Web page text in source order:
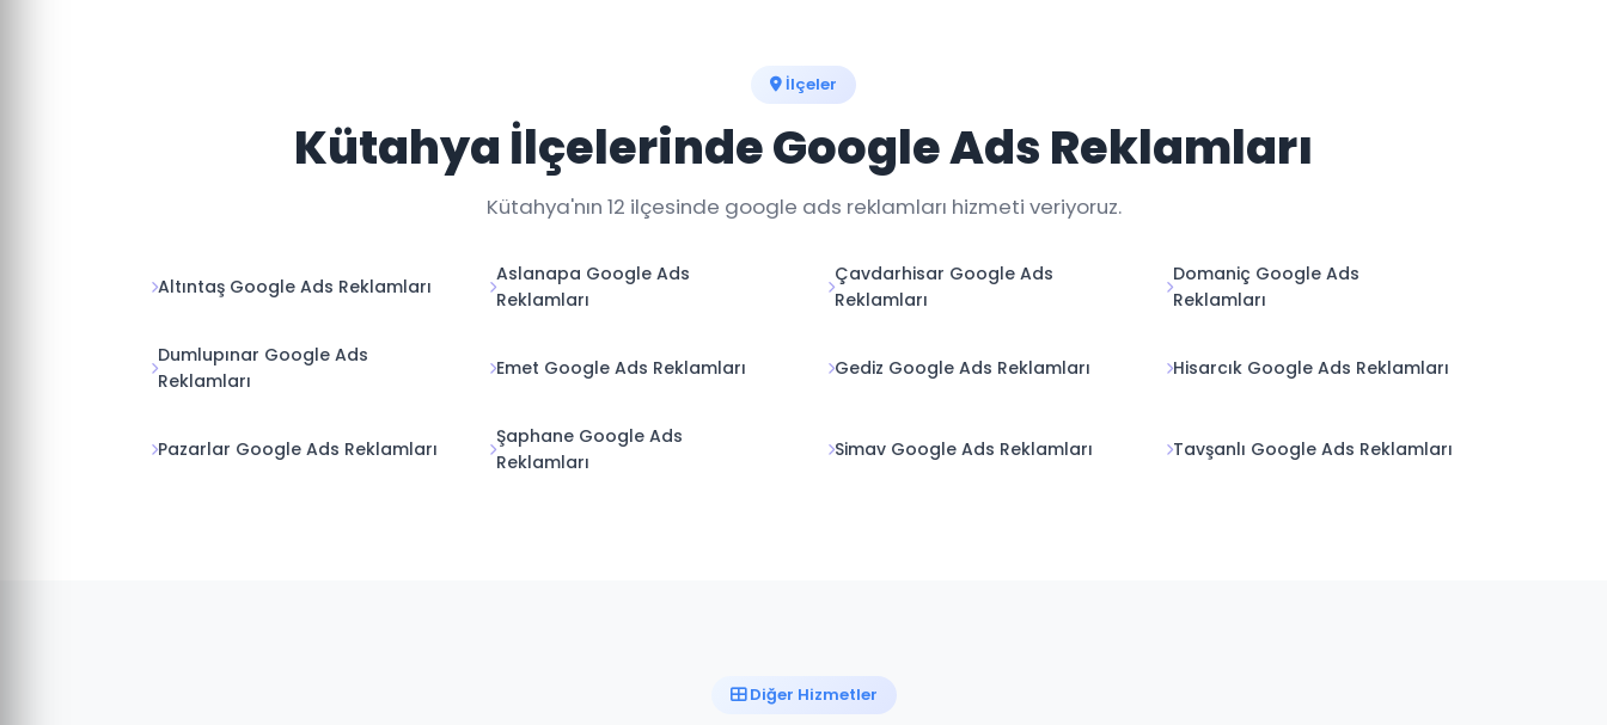
İlçeler
Kütahya İlçelerinde Google Ads Reklamları
Kütahya'nın 12 ilçesinde google ads reklamları hizmeti veriyoruz.
Altıntaş Google Ads Reklamları
Aslanapa Google Ads
Reklamları
Çavdarhisar Google Ads
Reklamları
Domaniç Google Ads
Reklamları
Dumlupınar Google Ads
Reklamları
Emet Google Ads Reklamları Gediz Google Ads Reklamları Hisarcık Google Ads Reklamları
Pazarlar Google Ads Reklamları
Şaphane Google Ads
Reklamları
Simav Google Ads Reklamları Tavşanlı Google Ads Reklamları
Diğer Hizmetler